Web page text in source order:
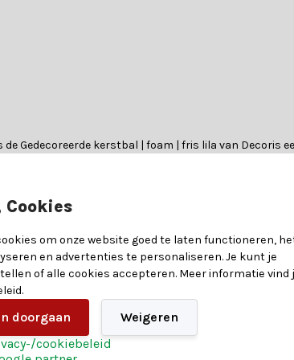
Gedecoreerde kerstbal | foam | fris lila van Decoris
foam zijn ze onbreekbaar. Ideaal voor drukke
zorgt voor een sterke maar extra lichte kerstbal.
voor meer details.
foam kerstballen het beste bij jouw kerstboom
Cookies
om onze website goed te laten functioneren,
en advertenties te personaliseren. Je kunt je
of alle cookies accepteren. Meer informatie vind
doorgaan
Weigeren
cookiebeleid